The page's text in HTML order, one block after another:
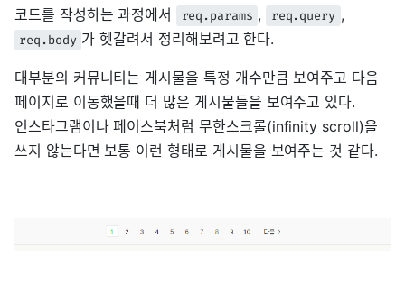
코드를 작성하는 과정에서
req.params , req.query ,
req.body 가 헷갈려서 정리해보려고 한다.
대부분의 커뮤니티는 게시물을 특정 개수만큼 보여주고 다음
페이지로 이동했을때 더 많은 게시물들을 보여주고 있다.
인스타그램이나 페이스북처럼 무한스크롤(infinity scroll)을
쓰지 않는다면 보통 이런 형태로 게시물을 보여주는 것 같다.